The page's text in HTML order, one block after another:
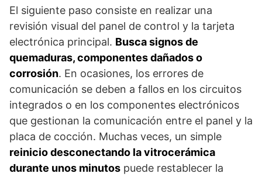
El siguiente paso consiste en realizar una
revisión visual del panel de control y la tarjeta
electrónica principal. Busca signos de
quemaduras, componentes dañados o
corrosión. En ocasiones, los errores de
comunicación se deben a fallos en los circuitos
integrados o en los componentes electrónicos
que gestionan la comunicación entre el panel y la
placa de cocción. Muchas veces, un simple
reinicio desconectando la vitrocerámica
durante unos minutos puede restablecer la